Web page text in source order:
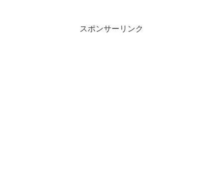
スポンサーリンク